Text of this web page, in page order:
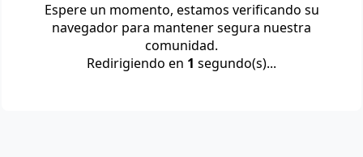
Espere un momento, estamos verificando su
navegador para mantener segura nuestra
comunidad.
Redirigiendo en 1 segundo(s)...